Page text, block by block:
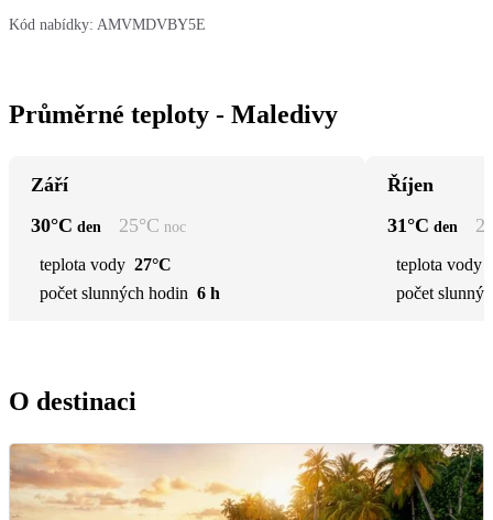
Kód nabídky: AMVMDVBY5E
Průměrné teploty - Maledivy
Září
30°C den 25°C noc
teplota vody 27°C
počet slunných hodin 6 h
Říjen
31°C den
teplota vody
počet
O destinaci